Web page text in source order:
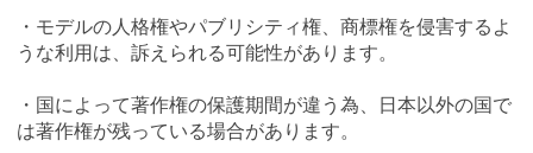
・モデルの人格権やパブリシティ権、商標権を侵害するよ
うな利用は、訴えられる可能性があります。
・国によって著作権の保護期間が違う為、日本以外の国で
は著作権が残っている場合があります。